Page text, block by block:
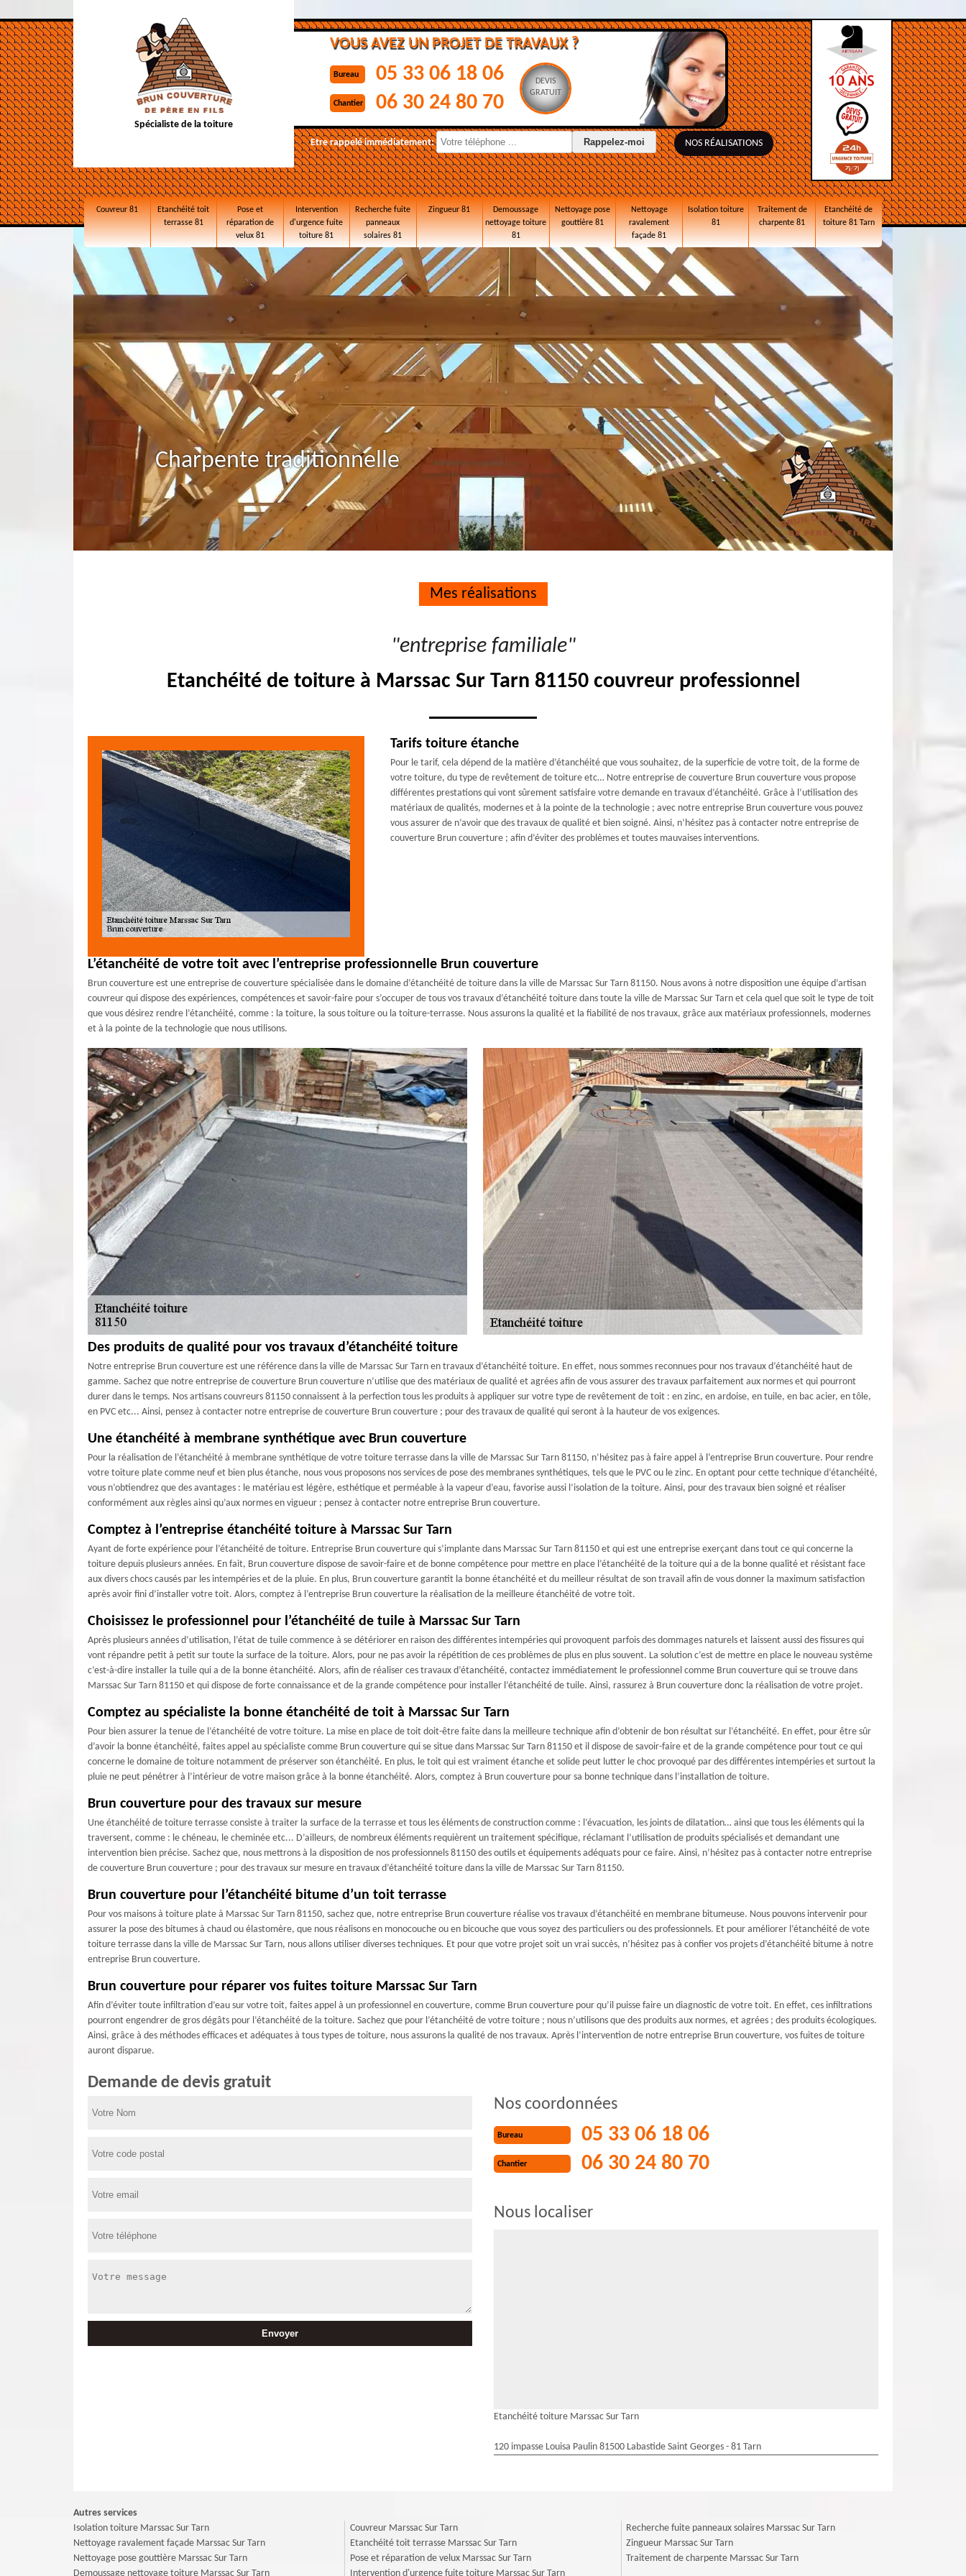
Spécialiste de la toiture
VOUS AVEZ UN PROJET DE TRAVAUX ?
Bureau 05 33 06 18 06
Chantier 06 30 24 80 70
DEVIS
GRATUIT
Etre rappelé immédiatement: NOS RÉALISATIONS
Couvreur 81
Etanchéité toit
terrasse 81
Pose et
réparation de
velux 81
Intervention
d'urgence fuite
toiture 81
Recherche fuite
panneaux
solaires 81
Zingueur 81
Demoussage
nettoyage toiture
81
Nettoyage pose
gouttière 81
Nettoyage
ravalement
façade 81
Isolation toiture
81
Traitement de
charpente 81
Etanchéité de
toiture 81 Tarn
Charpente traditionnelle
Mes réalisations
"entreprise familiale"
Etanchéité de toiture à Marssac Sur Tarn 81150 couvreur professionnel
Tarifs toiture étanche
Pour le tarif, cela dépend de la matière d’étanchéité que vous souhaitez, de la superficie de votre toit, de la forme de
votre toiture, du type de revêtement de toiture etc… Notre entreprise de couverture Brun couverture vous propose
différentes prestations qui vont sûrement satisfaire votre demande en travaux d’étanchéité. Grâce à l’utilisation des
matériaux de qualités, modernes et à la pointe de la technologie ; avec notre entreprise Brun couverture vous pouvez
vous assurer de n’avoir que des travaux de qualité et bien soigné. Ainsi, n’hésitez pas à contacter notre entreprise de
couverture Brun couverture ; afin d’éviter des problèmes et toutes mauvaises interventions.
L’étanchéité de votre toit avec l’entreprise professionnelle Brun couverture
Brun couverture est une entreprise de couverture spécialisée dans le domaine d’étanchéité de toiture dans la ville de Marssac Sur Tarn 81150. Nous avons à notre disposition une équipe d’artisan
couvreur qui dispose des expériences, compétences et savoir-faire pour s’occuper de tous vos travaux d’étanchéité toiture dans toute la ville de Marssac Sur Tarn et cela quel que soit le type de toit
que vous désirez rendre l’étanchéité, comme : la toiture, la sous toiture ou la toiture-terrasse. Nous assurons la qualité et la fiabilité de nos travaux, grâce aux matériaux professionnels, modernes
et à la pointe de la technologie que nous utilisons.
Des produits de qualité pour vos travaux d’étanchéité toiture
Notre entreprise Brun couverture est une référence dans la ville de Marssac Sur Tarn en travaux d’étanchéité toiture. En effet, nous sommes reconnues pour nos travaux d’étanchéité haut de
gamme. Sachez que notre entreprise de couverture Brun couverture n’utilise que des matériaux de qualité et agrées afin de vous assurer des travaux parfaitement aux normes et qui pourront
durer dans le temps. Nos artisans couvreurs 81150 connaissent à la perfection tous les produits à appliquer sur votre type de revêtement de toit : en zinc, en ardoise, en tuile, en bac acier, en tôle,
en PVC etc... Ainsi, pensez à contacter notre entreprise de couverture Brun couverture ; pour des travaux de qualité qui seront à la hauteur de vos exigences.
Une étanchéité à membrane synthétique avec Brun couverture
Pour la réalisation de l’étanchéité à membrane synthétique de votre toiture terrasse dans la ville de Marssac Sur Tarn 81150, n’hésitez pas à faire appel à l’entreprise Brun couverture. Pour rendre
votre toiture plate comme neuf et bien plus étanche, nous vous proposons nos services de pose des membranes synthétiques, tels que le PVC ou le zinc. En optant pour cette technique d’étanchéité,
vous n’obtiendrez que des avantages : le matériau est légère, esthétique et perméable à la vapeur d’eau, favorise aussi l’isolation de la toiture. Ainsi, pour des travaux bien soigné et réaliser
conformément aux règles ainsi qu’aux normes en vigueur ; pensez à contacter notre entreprise Brun couverture.
Comptez à l’entreprise étanchéité toiture à Marssac Sur Tarn
Ayant de forte expérience pour l’étanchéité de toiture. Entreprise Brun couverture qui s’implante dans Marssac Sur Tarn 81150 et qui est une entreprise exerçant dans tout ce qui concerne la
toiture depuis plusieurs années. En fait, Brun couverture dispose de savoir-faire et de bonne compétence pour mettre en place l’étanchéité de la toiture qui a de la bonne qualité et résistant face
aux divers chocs causés par les intempéries et de la pluie. En plus, Brun couverture garantit la bonne étanchéité et du meilleur résultat de son travail afin de vous donner la maximum satisfaction
après avoir fini d’installer votre toit. Alors, comptez à l’entreprise Brun couverture la réalisation de la meilleure étanchéité de votre toit.
Choisissez le professionnel pour l’étanchéité de tuile à Marssac Sur Tarn
Après plusieurs années d’utilisation, l’état de tuile commence à se détériorer en raison des différentes intempéries qui provoquent parfois des dommages naturels et laissent aussi des fissures qui
vont répandre petit à petit sur toute la surface de la toiture. Alors, pour ne pas avoir la répétition de ces problèmes de plus en plus souvent. La solution c’est de mettre en place le nouveau système
c’est-à-dire installer la tuile qui a de la bonne étanchéité. Alors, afin de réaliser ces travaux d’étanchéité, contactez immédiatement le professionnel comme Brun couverture qui se trouve dans
Marssac Sur Tarn 81150 et qui dispose de forte connaissance et de la grande compétence pour installer l’étanchéité de tuile. Ainsi, rassurez à Brun couverture donc la réalisation de votre projet.
Comptez au spécialiste la bonne étanchéité de toit à Marssac Sur Tarn
Pour bien assurer la tenue de l’étanchéité de votre toiture. La mise en place de toit doit-être faite dans la meilleure technique afin d’obtenir de bon résultat sur l’étanchéité. En effet, pour être sûr
d’avoir la bonne étanchéité, faites appel au spécialiste comme Brun couverture qui se situe dans Marssac Sur Tarn 81150 et il dispose de savoir-faire et de la grande compétence pour tout ce qui
concerne le domaine de toiture notamment de préserver son étanchéité. En plus, le toit qui est vraiment étanche et solide peut lutter le choc provoqué par des différentes intempéries et surtout la
pluie ne peut pénétrer à l’intérieur de votre maison grâce à la bonne étanchéité. Alors, comptez à Brun couverture pour sa bonne technique dans l’installation de toiture.
Brun couverture pour des travaux sur mesure
Une étanchéité de toiture terrasse consiste à traiter la surface de la terrasse et tous les éléments de construction comme : l’évacuation, les joints de dilatation… ainsi que tous les éléments qui la
traversent, comme : le chéneau, le cheminée etc... D’ailleurs, de nombreux éléments requièrent un traitement spécifique, réclamant l’utilisation de produits spécialisés et demandant une
intervention bien précise. Sachez que, nous mettrons à la disposition de nos professionnels 81150 des outils et équipements adéquats pour ce faire. Ainsi, n’hésitez pas à contacter notre entreprise
de couverture Brun couverture ; pour des travaux sur mesure en travaux d’étanchéité toiture dans la ville de Marssac Sur Tarn 81150.
Brun couverture pour l’étanchéité bitume d’un toit terrasse
Pour vos maisons à toiture plate à Marssac Sur Tarn 81150, sachez que, notre entreprise Brun couverture réalise vos travaux d’étanchéité en membrane bitumeuse. Nous pouvons intervenir pour
assurer la pose des bitumes à chaud ou élastomère, que nous réalisons en monocouche ou en bicouche que vous soyez des particuliers ou des professionnels. Et pour améliorer l’étanchéité de vote
toiture terrasse dans la ville de Marssac Sur Tarn, nous allons utiliser diverses techniques. Et pour que votre projet soit un vrai succès, n’hésitez pas à confier vos projets d’étanchéité bitume à notre
entreprise Brun couverture.
Brun couverture pour réparer vos fuites toiture Marssac Sur Tarn
Afin d’éviter toute infiltration d’eau sur votre toit, faites appel à un professionnel en couverture, comme Brun couverture pour qu’il puisse faire un diagnostic de votre toit. En effet, ces infiltrations
pourront engendrer de gros dégâts pour l’étanchéité de la toiture. Sachez que pour l’étanchéité de votre toiture ; nous n’utilisons que des produits aux normes, et agrées ; des produits écologiques.
Ainsi, grâce à des méthodes efficaces et adéquates à tous types de toiture, nous assurons la qualité de nos travaux. Après l’intervention de notre entreprise Brun couverture, vos fuites de toiture
auront disparue.
Demande de devis gratuit
Nos coordonnées
Bureau 05 33 06 18 06
Chantier 06 30 24 80 70
Nous localiser
Etanchéité toiture Marssac Sur Tarn
120 impasse Louisa Paulin 81500 Labastide Saint Georges - 81 Tarn
Autres services
Isolation toiture Marssac Sur Tarn
Nettoyage ravalement façade Marssac Sur Tarn
Nettoyage pose gouttière Marssac Sur Tarn
Demoussage nettoyage toiture Marssac Sur Tarn
Couvreur Marssac Sur Tarn
Etanchéité toit terrasse Marssac Sur Tarn
Pose et réparation de velux Marssac Sur Tarn
Intervention d'urgence fuite toiture Marssac Sur Tarn
Recherche fuite panneaux solaires Marssac Sur Tarn
Zingueur Marssac Sur Tarn
Traitement de charpente Marssac Sur Tarn